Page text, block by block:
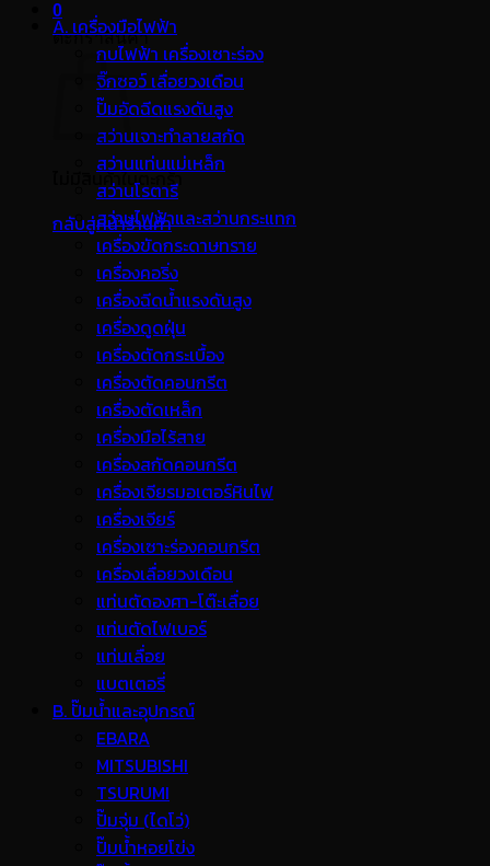
0
ตะกร้าสินค้า
ไม่มีสินค้าในตะกร้า
กลับสู่หน้าร้านค้า
A. เครื่องมือไฟฟ้า
กบไฟฟ้า เครื่องเซาะร่อง
จิ๊กซอว์ เลื่อยวงเดือน
ปั๊มอัดฉีดแรงดันสูง
สว่านเจาะทำลายสกัด
สว่านแท่นแม่เหล็ก
สว่านโรตารี
สว่านไฟฟ้าและสว่านกระแทก
เครื่องขัดกระดาษทราย
เครื่องคอริ่ง
เครื่องฉีดน้ำแรงดันสูง
เครื่องดูดฝุ่น
เครื่องตัดกระเบื้อง
เครื่องตัดคอนกรีต
เครื่องตัดเหล็ก
เครื่องมือไร้สาย
เครื่องสกัดคอนกรีต
เครื่องเจียรมอเตอร์หินไฟ
เครื่องเจียร์
เครื่องเซาะร่องคอนกรีต
เครื่องเลื่อยวงเดือน
แท่นตัดองศา-โต๊ะเลื่อย
แท่นตัดไฟเบอร์
แท่นเลื่อย
แบตเตอรี่
B. ปั๊มน้ำและอุปกรณ์
EBARA
MITSUBISHI
TSURUMI
ปั๊มจุ่ม (ไดโว่)
ปั๊มน้ำหอยโข่ง